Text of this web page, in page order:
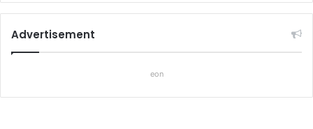
Advertisement
eon